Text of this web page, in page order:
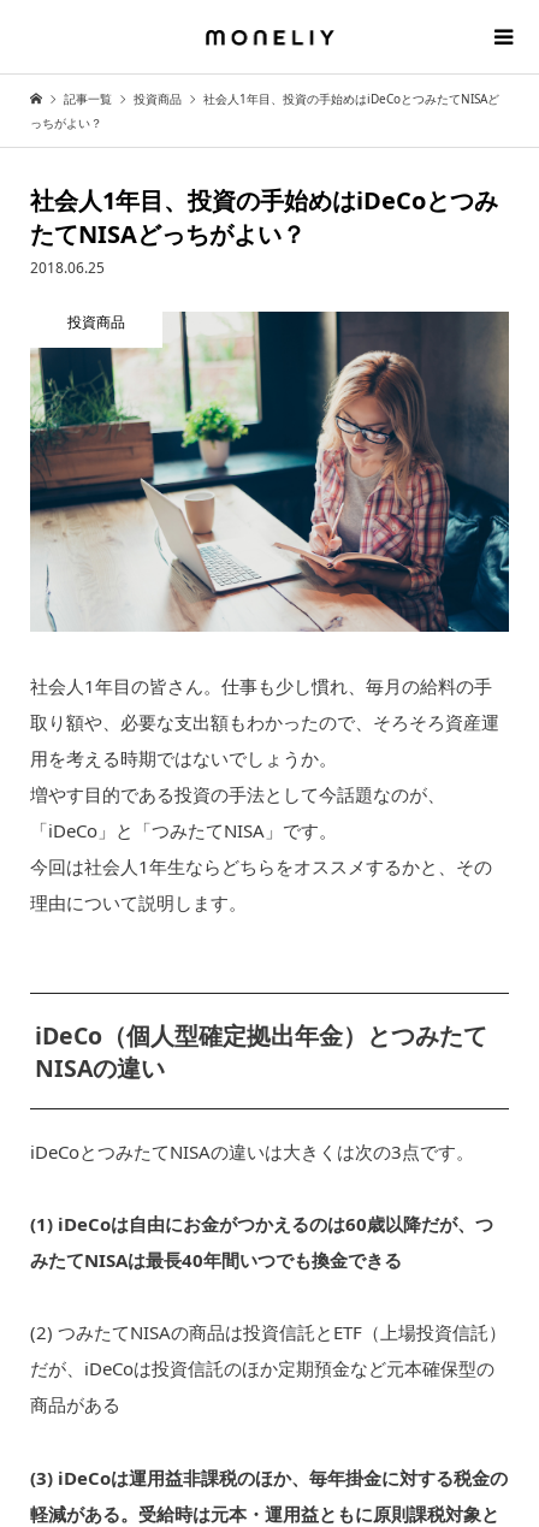
記事一覧 投資商品
社会人1年目、投資の手始めはiDeCoとつみたてNISAど
っちがよい？
社会人1年目、投資の手始めはiDeCoとつみ
たてNISAどっちがよい？
2018.06.25
投資商品
社会人1年目の皆さん。仕事も少し慣れ、毎月の給料の手
取り額や、必要な支出額もわかったので、そろそろ資産運
用を考える時期ではないでしょうか。
増やす目的である投資の手法として今話題なのが、
「iDeCo」と「つみたてNISA」です。
今回は社会人1年生ならどちらをオススメするかと、その
理由について説明します。
iDeCo（個人型確定拠出年金）とつみたて
NISAの違い
iDeCoとつみたてNISAの違いは大きくは次の3点です。
(1) iDeCoは自由にお金がつかえるのは60歳以降だが、つ
みたてNISAは最長40年間いつでも換金できる
(2) つみたてNISAの商品は投資信託とETF（上場投資信託）
だが、iDeCoは投資信託のほか定期預金など元本確保型の
商品がある
(3) iDeCoは運用益非課税のほか、毎年掛金に対する税金の
軽減がある。受給時は元本・運用益ともに原則課税対象と